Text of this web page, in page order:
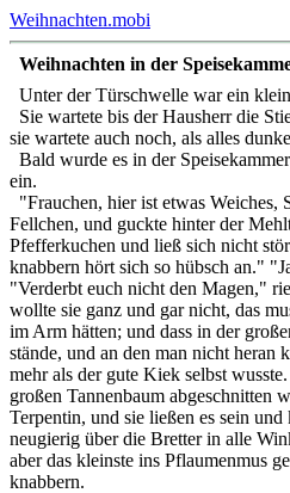
Weihnachten.mobi
Weihnachten in der
Unter der Türschwelle war ein
Sie wartete bis der Hausherr die
sie wartete auch noch, als alles
Bald wurde es in der
ein.
"Frauchen, hier ist etwas
Fellchen, und guckte hinter der
Pfefferkuchen und ließ sich nicht
knabbern hört sich so hübsch an."
"Verderbt euch nicht den Magen,"
wollte sie ganz und gar nicht, das
im Arm hätten; und dass in der
stände, und an den man nicht
mehr als der gute Kiek selbst
großen Tannenbaum abgeschnitten
Terpentin, und sie ließen es sein
neugierig über die Bretter in alle
aber das kleinste ins Pflaumenmus
knabbern.